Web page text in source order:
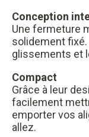
Conception
Une fermeture
solidement
glissements et
Compact
Grâce à leur
facilement
emporter vos
allez.